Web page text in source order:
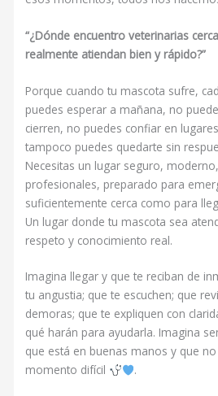
“¿Dónde encuentro veterinarias
realmente atiendan bien y rápido?”
Porque cuando tu mascota sufre,
puedes esperar a mañana, no
cierren, no puedes confiar en
tampoco puedes quedarte sin
Necesitas un lugar seguro,
profesionales, preparado para
suficientemente cerca como para
Un lugar donde tu mascota sea
respeto y conocimiento real.
Imagina llegar y que te reciban de
tu angustia; que te escuchen; que
demoras; que te expliquen con
qué harán para ayudarla. Imagina
que está en buenas manos y que
momento difícil
.